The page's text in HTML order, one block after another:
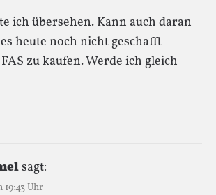
ich übersehen. Kann auch daran
heute noch nicht geschafft
zu kaufen. Werde ich gleich
sagt:
19:43 Uhr